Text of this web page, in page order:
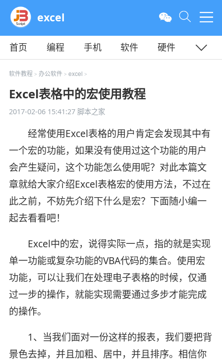
excel
首页 编程 手机 软件
硬件
教程
平面 服务器
软件教程 > 办公软件> excel >
Excel表格中的宏使用教程
2017-02-06 15:41:27脚本之家
经常使用Excel表格的用户肯定会发现其中有
一个宏的功能，如果没有使用过这个功能的用户
会产生疑问，这个功能怎么使用呢？对此本篇文
章就给大家介绍Excel表格宏的使用方法，不过在
此之前，不妨先介绍下什么是宏？下面随小编一
起去看看吧！
Excel中的宏，说得实际一点，指的就是实现
单一功能或复杂功能的VBA代码的集合。使用宏
功能，可以让我们在处理电子表格的时候，仅通
过一步的操作，就能实现需要通过多步才能完成
的操作。
1、当我们面对一份这样的报表，我们要把背
景色去掉，并且加粗、居中，并且排序。相信你